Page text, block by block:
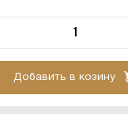
Добавить в козину